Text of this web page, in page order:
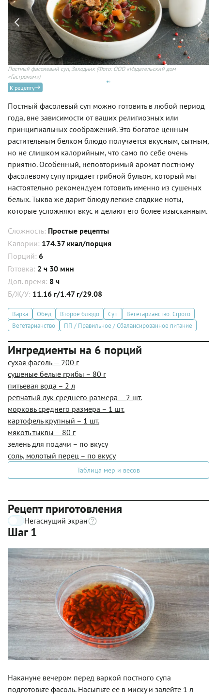
Постный фасолевый суп, Заходник(Фото: ООО «Издательский дом
«Гастроном»)
К рецепту
Постный фасолевый суп можно готовить в любой период
года, вне зависимости от ваших религиозных или
принципиальных соображений. Это богатое ценным
растительным белком блюдо получается вкусным, сытным,
но не слишком калорийным, что само по себе очень
приятно. Особенный, неповторимый аромат постному
фасолевому супу придает грибной бульон, который мы
настоятельно рекомендуем готовить именно из сушеных
белых. Тыква же дарит блюду легкие сладкие ноты,
которые усложняют вкус и делают его более изысканным.
Сложность: Простые рецепты
Калории: 174.37 ккал/порция
Порций: 6
Готовка: 2 ч 30 мин
Доп. время: 8 ч
Б/Ж/У: 11.16 г/1.47 г/29.08
Варка Обед Второе блюдо Суп
Вегетарианство: Строго
Вегетарианство
ПП / Правильное / Сбалансированное питание
Ингредиенты на 6 порций
сухая фасоль — 200 г
сушеные белые грибы – 80 г
питьевая вода – 2 л
репчатый лук среднего размера – 2 шт.
морковь среднего размера – 1 шт.
картофель крупный – 1 шт.
мякоть тыквы – 80 г
зелень для подачи – по вкусу
соль, молотый перец – по вкусу
Таблица мер и весов
Рецепт приготовления
Негаснущий экран
Шаг 1
Накануне вечером перед варкой постного супа
подготовьте фасоль. Насыпьте ее в миску и залейте 1 л